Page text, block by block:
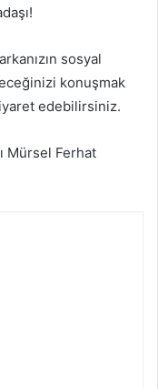
sosyal
konuşmak
edebilirsiniz.
Mürsel Ferhat